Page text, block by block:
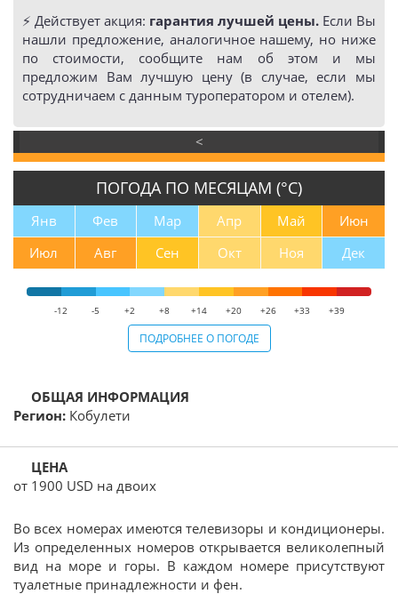
⚡️ Действует акция: гарантия лучшей цены. Если Вы
нашли предложение, аналогичное нашему, но ниже
по стоимости, сообщите нам об этом и мы
предложим Вам лучшую цену (в случае, если мы
сотрудничаем с данным туроператором и отелем).
<
ПОГОДА ПО МЕСЯЦАМ (°С)
Янв Фев Мар Апр Май
Июн
Июл
Авг Сен Окт Ноя Дек
-12 -5 +2 +8 +14 +20 +26 +33 +39
ПОДРОБНЕЕ О ПОГОДЕ
Кобулети
от 1900 USD на двоих
Во всех номерах имеются телевизоры и кондиционеры.
Из определенных номеров открывается великолепный
вид на море и горы. В каждом номере присутствуют
туалетные принадлежности и фен.